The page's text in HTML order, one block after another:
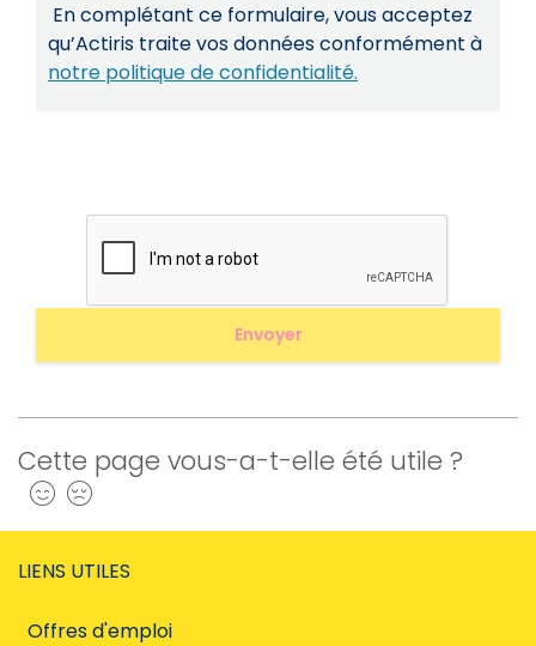
En complétant ce formulaire, vous acceptez
qu’Actiris traite vos données conformément à
notre politique de confidentialité.
Cette page vous-a-t-elle été utile ?
Oui
LIENS UTILES
Offres d'emploi